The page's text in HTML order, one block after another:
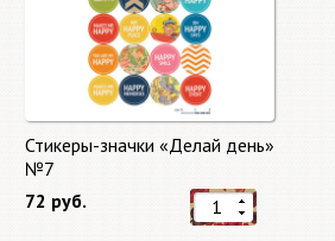
Стикеры-значки «Делай день»
№7
72 руб.